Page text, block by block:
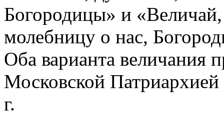
Богородицы» и
молебницу о нас,
Оба варианта величания
Московской
г.